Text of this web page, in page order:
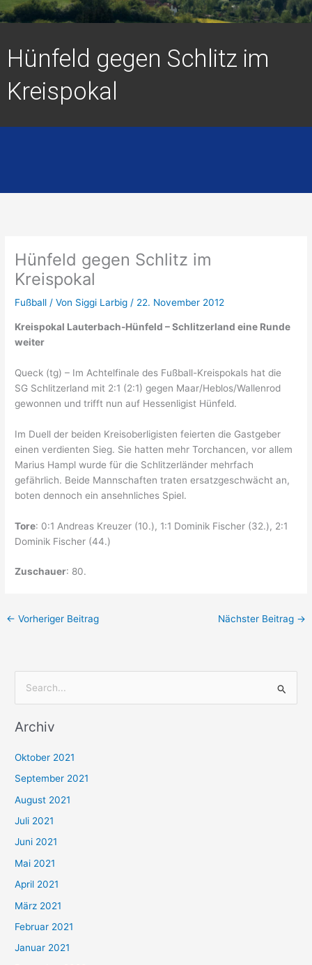
Hünfeld gegen Schlitz im
Kreispokal
Hünfeld gegen Schlitz im
Kreispokal
Fußball / Von Siggi Larbig/ 22. November 2012
Kreispokal Lauterbach-Hünfeld – Schlitzerland eine Runde
weiter
Queck (tg) – Im Achtelfinale des Fußball-Kreispokals hat die
SG Schlitzerland mit 2:1 (2:1) gegen Maar/Heblos/Wallenrod
gewonnen und trifft nun auf Hessenligist Hünfeld.
Im Duell der beiden Kreisoberligisten feierten die Gastgeber
einen verdienten Sieg. Sie hatten mehr Torchancen, vor allem
Marius Hampl wurde für die Schlitzerländer mehrfach
gefährlich. Beide Mannschaften traten ersatzgeschwächt an,
boten dennoch ein ansehnliches Spiel.
Tore: 0:1 Andreas Kreuzer (10.), 1:1 Dominik Fischer (32.), 2:1
Dominik Fischer (44.)
Zuschauer: 80.
← Vorheriger Beitrag Nächster Beitrag →
c
n
n
a
c
h
:
Archiv
Oktober 2021
September 2021
August 2021
Juli 2021
Juni 2021
Mai 2021
April 2021
März 2021
Februar 2021
Januar 2021